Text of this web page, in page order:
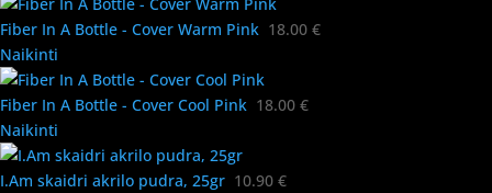
Fiber In A Bottle - Cover Warm Pink 18.00 €
Naikinti
Fiber In A Bottle - Cover Cool Pink 18.00 €
Naikinti
I.Am skaidri akrilo pudra, 25gr 10.90 €